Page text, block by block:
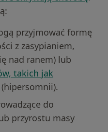
przyjmować formę
z zasypianiem,
nad ranem) lub
takich jak
(hipersomnii).
do
przyrostu masy